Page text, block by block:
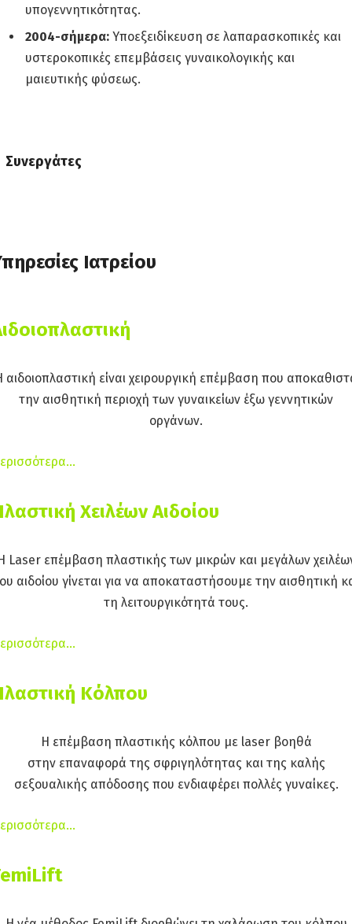
υπογεννητικότητας.
2004-σήμερα: Υποεξειδίκευση σε λαπαρασκοπικές και
υστεροκοπικές επεμβάσεις γυναικολογικής και
μαιευτικής φύσεως.
Συνεργάτες
Ιατρείου
αιδοιοπλαστική είναι χειρουργική επέμβαση που
την αισθητική περιοχή των γυναικείων έξω γεννητικών
οργάνων.
Χειλέων Αιδοίου
Laser επέμβαση πλαστικής των μικρών και μεγάλων
αιδοίου γίνεται για να αποκαταστήσουμε την αισθητική
τη λειτουργικότητά τους.
Κόλπου
Η επέμβαση πλαστικής κόλπου με laser βοηθά
στην επαναφορά της σφριγηλότητας και της καλής
σεξουαλικής απόδοσης που ενδιαφέρει πολλές γυναίκες.